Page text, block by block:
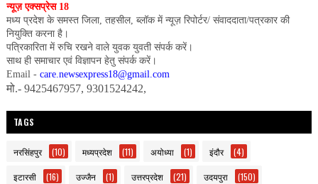
न्यूज़ एक्सप्रेस 18
मध्य प्रदेश के समस्त जिला, तहसील, ब्लॉक में न्यूज़ रिपोर्टर/ संवाददाता/पत्रकार की
नियुक्ति करना है।
पत्रिकारिता में रुचि रखने वाले युवक युवती संपर्क करें।
साथ ही समाचार एवं विज्ञापन हेतु संपर्क करें।
Email - care.newsexpress18@gmail.com
मो.- 9425467957, 9301524242,
TAGS
नरसिंहपुर (10) मध्यप्रदेश (11) अयोध्या (1) इंदौर (4)
इटारसी (16) उज्जैन (1) उत्तरप्रदेश (21) उदयपुरा (150)